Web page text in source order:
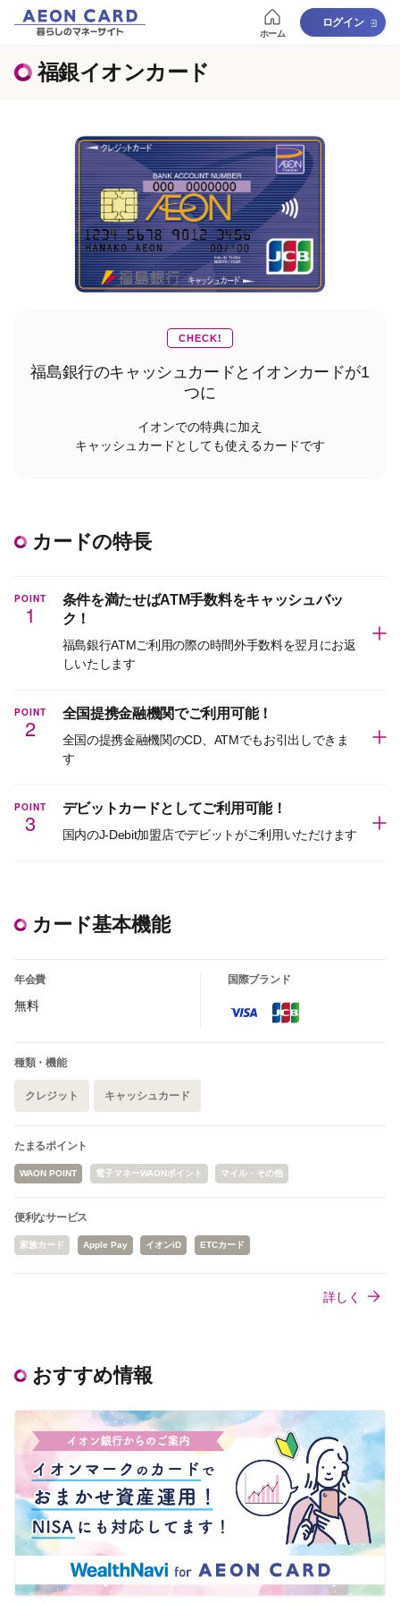
ホーム
ログイン
福銀イオンカード
CHECK!
福島銀行のキャッシュカードとイオンカードが1
つに
イオンでの特典に加え
キャッシュカードとしても使えるカードです
カードの特長
POINT
1
条件を満たせばATM手数料をキャッシュバッ
ク！
福島銀行ATMご利用の際の時間外手数料を翌月にお返
しいたします
POINT
2
全国提携金融機関でご利用可能！
全国の提携金融機関のCD、ATMでもお引出しできま
す
POINT
3
デビットカードとしてご利用可能！
国内のJ-Debit加盟店でデビットがご利用いただけます
カード基本機能
年会費
無料
国際ブランド
種類・機能
クレジット キャッシュカード
たまるポイント
WAON POINT 電子マネーWAONポイント マイル・その他
便利なサービス
家族カード Apple Pay イオンiD ETCカード
詳しく
おすすめ情報